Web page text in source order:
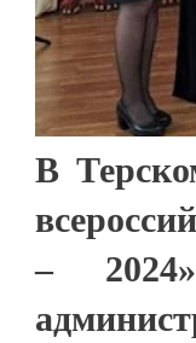
В
–